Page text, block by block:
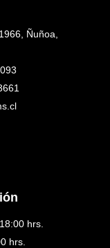
Ñuñoa,
hrs.
hrs.